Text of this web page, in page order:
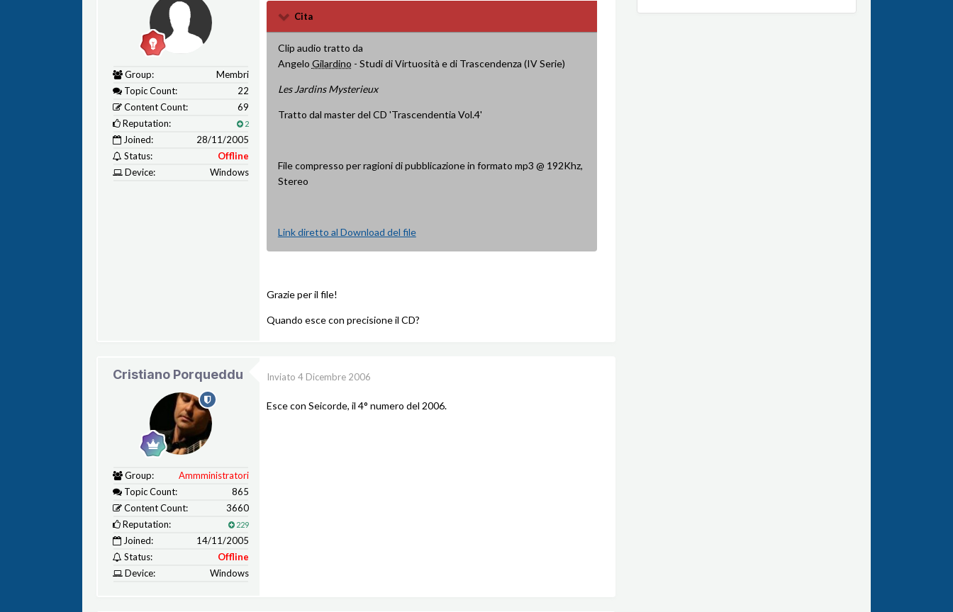
Group:
Membri
Topic Count:
22
Content Count:
69
Reputation:
2
Joined:
28/11/2005
Status:
Offline
Device:
Windows
Cita
Clip audio tratto da
Angelo Gilardino - Studi di Virtuosità e di Trascendenza (IV Serie)
Les Jardins Mysterieux
Tratto dal master del CD 'Trascendentia Vol.4'
File compresso per ragioni di pubblicazione in formato mp3 @ 192Khz,
Stereo
Link diretto al Download del file
Grazie per il file!
Quando esce con precisione il CD?
Cristiano Porqueddu
Group:
Ammministratori
Topic Count:
865
Content Count:
3660
Reputation:
229
Joined:
14/11/2005
Status:
Offline
Device:
Windows
Inviato 4 Dicembre 2006
Esce con Seicorde, il 4° numero del 2006.